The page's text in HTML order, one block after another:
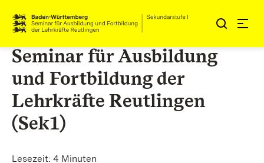
Zum Inhalt springen
Link zur Startseite
Seminar für Ausbildung
und Fortbildung der
Lehrkräfte Reutlingen
(Sek1)
Lesezeit: 4 Minuten